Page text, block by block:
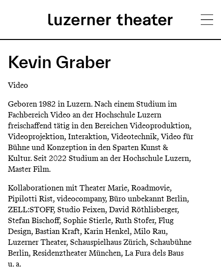
zum
Inhalt
H
u
p
t
m
e
n
ü
Kevin Graber
Video
Geboren 1982 in Luzern. Nach einem Studium im
Fachbereich Video an der Hochschule Luzern
freischaffend tätig in den Bereichen Videoproduktion,
Videoprojektion, Interaktion, Videotechnik, Video für
Bühne und Konzeption in den Sparten Kunst &
Kultur. Seit 2022 Studium an der Hochschule Luzern,
Master Film.
Kollaborationen mit Theater Marie, Roadmovie,
Pipilotti Rist, videocompany, Büro unbekannt Berlin,
ZELL:STOFF, Studio Feixen, David Röthlisberger,
Stefan Bischoff, Sophie Stierle, Ruth Stofer, Flug
Design, Bastian Kraft, Karin Henkel, Milo Rau,
Luzerner Theater, Schauspielhaus Zürich, Schaubühne
Berlin, Residenztheater München, La Fura dels Baus
u. a.